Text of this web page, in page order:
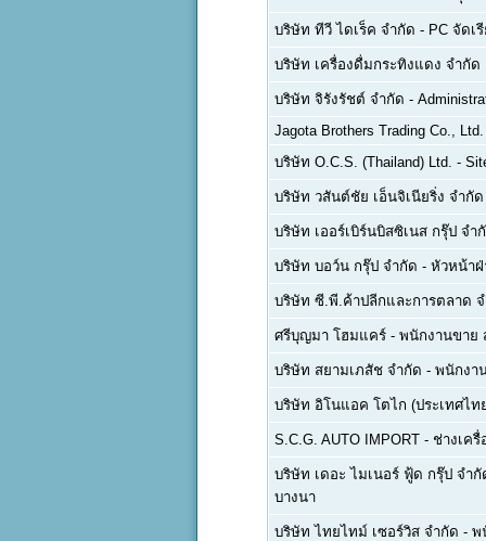
บริษัท ทีวี ไดเร็ค จำกัด - PC จัดเ
บริษัท เครื่องดื่มกระทิงแดง จำกัด
บริษัท จิรังรัชต์ จำกัด -
Jagota Brothers Trading Co., Ltd.
บริษัท O.C.S. (Thailand) Ltd. -
บริษัท วสันต์ชัย เอ็นจิเนียริ่ง จำกัด
บริษัท เออร์เบิร์นบิสซิเนส กรุ๊ป จำ
บริษัท บอว์น กรุ๊ป จำกัด - หัวหน้าฝ่
บริษัท ซี.พี.ค้าปลีกและการตลาด
ศรีบุญมา โฮมแคร์ - พนักงานขาย
บริษัท สยามเภสัช จำกัด - พนักงา
บริษัท อิโนแอค โตไก (ประเทศไท
S.C.G. AUTO IMPORT - ช่างเค
บริษัท เดอะ ไมเนอร์ ฟู้ด กรุ๊ป จำ
บางนา
บริษัท ไทยไทม์ เซอร์วิส จำกัด - พ